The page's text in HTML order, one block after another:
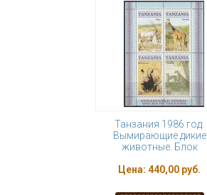
Танзания 1986 год.
Вымирающие дикие
животные. Блок
Цена: 440,00 руб.